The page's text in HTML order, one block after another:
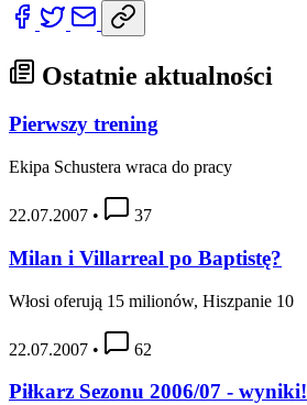
Ostatnie aktualności
Pierwszy trening
Ekipa Schustera wraca do pracy
22.07.2007 • 37
Milan i Villarreal po Baptistę?
Włosi oferują 15 milionów, Hiszpanie 10
22.07.2007 • 62
Piłkarz Sezonu 2006/07 - wyniki!